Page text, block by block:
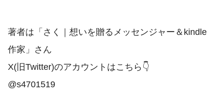
著者は「さく｜想いを贈るメッセンジャー＆kindle
作家」さん
X(旧Twitter)のアカウントはこちら👇
@s4701519